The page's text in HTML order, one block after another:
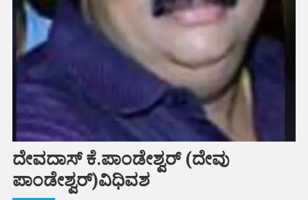
ದೇವದಾಸ್ ಕೆ.ಪಾಂಡೇಶ್ವರ್ (ದೇವು
ಪಾಂಡೇಶ್ವರ್)ವಿಧಿವಶ